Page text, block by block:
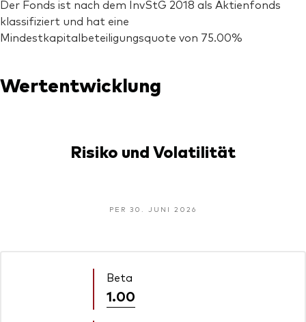
Der Fonds ist nach dem InvStG 2018 als Aktienfonds
klassifiziert und hat eine
Mindestkapitalbeteiligungsquote von 75.00%
Wertentwicklung
Risiko und Volatilität
PER 30. JUNI 2026
Beta
1.00